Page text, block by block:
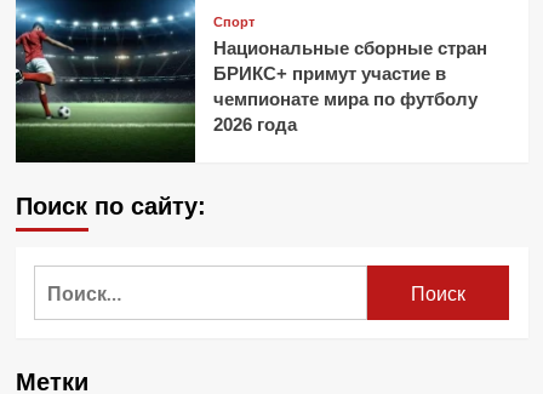
Спорт
Национальные сборные стран
БРИКС+ примут участие в
чемпионате мира по футболу
2026 года
Поиск по сайту:
Метки